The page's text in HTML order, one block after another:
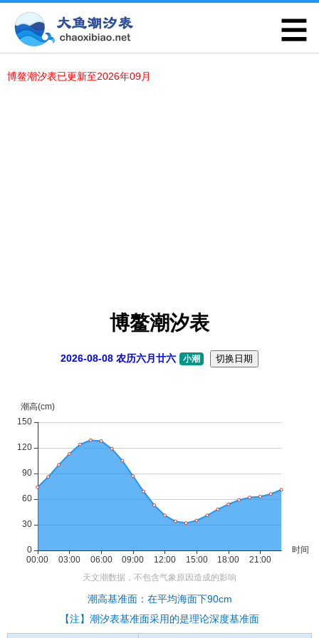
博鳌潮汐表已更新至2026年09月
博鳌潮汐表
2026-08-08 农历六月廿六 小潮 切换日期
潮高基准面：在平均海面下90cm
【注】潮汐表基准面采用的是理论深度基准面